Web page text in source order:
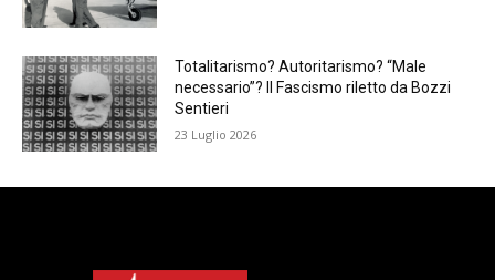
Totalitarismo? Autoritarismo? “Male
necessario”? Il Fascismo riletto da Bozzi
Sentieri
23 Luglio 2026